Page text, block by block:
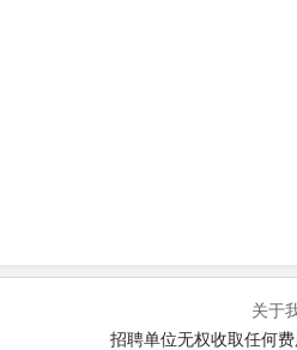
关于
招聘单位无权收取任何